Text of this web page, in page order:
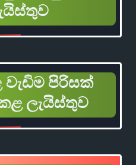
වැඩිම පිරිසක්
ලැයිස්තුව